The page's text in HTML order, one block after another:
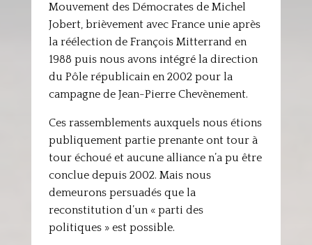
Mouvement des Démocrates de Michel
Jobert, brièvement avec France unie après
la réélection de François Mitterrand en
1988 puis nous avons intégré la direction
du Pôle républicain en 2002 pour la
campagne de Jean-Pierre Chevènement.
Ces rassemblements auxquels nous étions
publiquement partie prenante ont tour à
tour échoué et aucune alliance n’a pu être
conclue depuis 2002. Mais nous
demeurons persuadés que la
reconstitution d’un « parti des
politiques » est possible.